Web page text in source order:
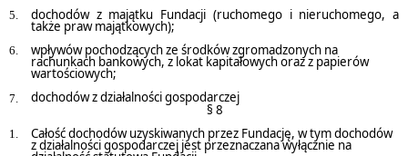
dochodów z majątku Fundacji (ruchomego i nieruchomego, a
także praw majątkowych);
wpływów pochodzących ze środków zgromadzonych na
rachunkach bankowych, z lokat kapitałowych oraz z papierów
wartościowych;
dochodów z działalności gospodarczej
§ 8
Całość dochodów uzyskiwanych przez Fundację, w tym dochodów
z działalności gospodarczej jest przeznaczana wyłącznie na